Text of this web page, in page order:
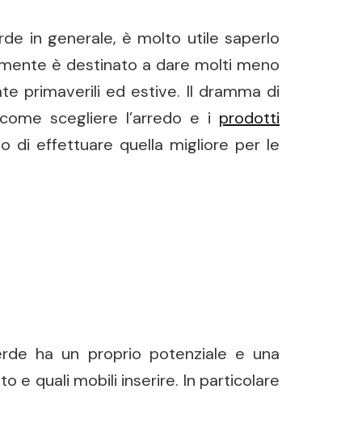
in generale, è molto utile saperlo
è destinato a dare molti meno
primaverili ed estive. Il dramma di
scegliere l’arredo e i prodotti
di effettuare quella migliore per le
ha un proprio potenziale e una
e quali mobili inserire. In particolare